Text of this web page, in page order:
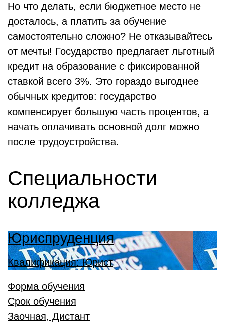
Но что делать, если бюджетное место не
досталось, а платить за обучение
самостоятельно сложно? Не отказывайтесь
от мечты! Государство предлагает льготный
кредит на образование с фиксированной
ставкой всего 3%. Это гораздо выгоднее
обычных кредитов: государство
компенсирует большую часть процентов, а
начать оплачивать основной долг можно
после трудоустройства.
Специальности
колледжа
Юриспруденция
Квалификация: Юрист
Форма обучения
Срок обучения
Заочная, Дистант